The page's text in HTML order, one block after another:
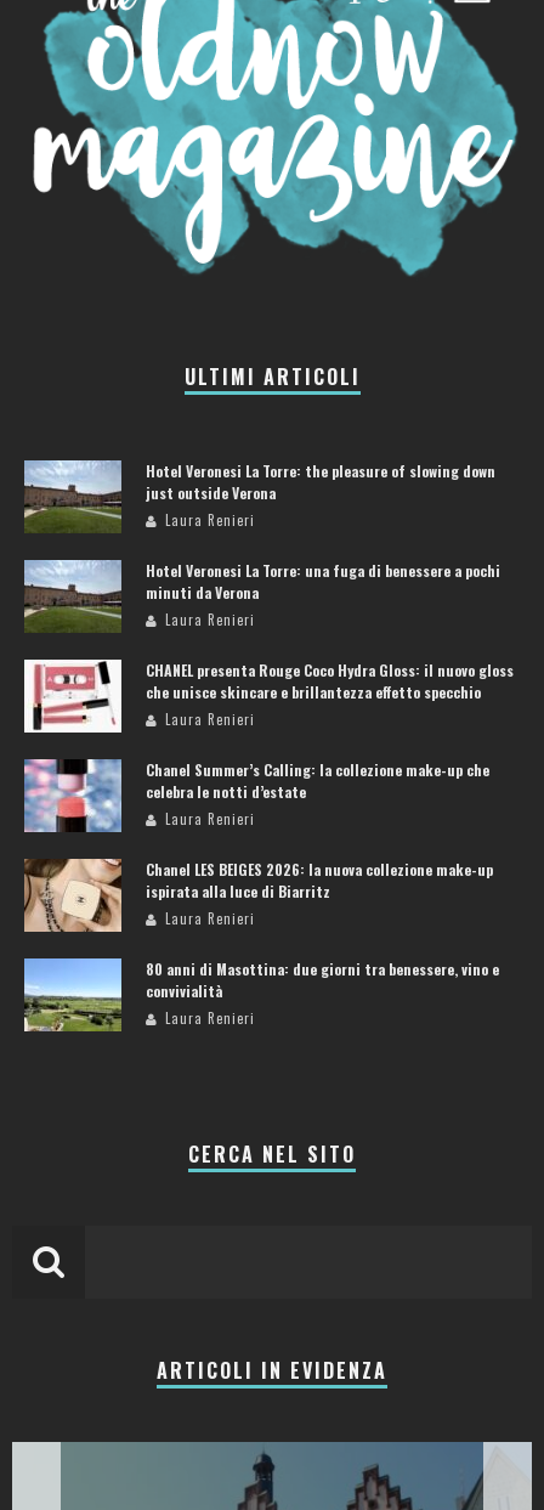
ULTIMI ARTICOLI
Hotel Veronesi La Torre: the pleasure of slowing down
just outside Verona
Laura Renieri
Hotel Veronesi La Torre: una fuga di benessere a pochi
minuti da Verona
Laura Renieri
CHANEL presenta Rouge Coco Hydra Gloss: il nuovo gloss
che unisce skincare e brillantezza effetto specchio
Laura Renieri
Chanel Summer’s Calling: la collezione make-up che
celebra le notti d’estate
Laura Renieri
Chanel LES BEIGES 2026: la nuova collezione make-up
ispirata alla luce di Biarritz
Laura Renieri
80 anni di Masottina: due giorni tra benessere, vino e
convivialità
Laura Renieri
CERCA NEL SITO
ARTICOLI IN EVIDENZA